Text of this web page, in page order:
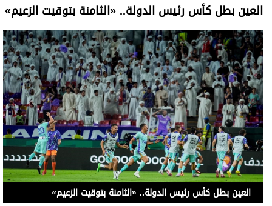
العين بطل كأس رئيس الدولة.. «الثامنة بتوقيت الزعيم»
العين بطل كأس رئيس الدولة.. «الثامنة بتوقيت الزعيم»